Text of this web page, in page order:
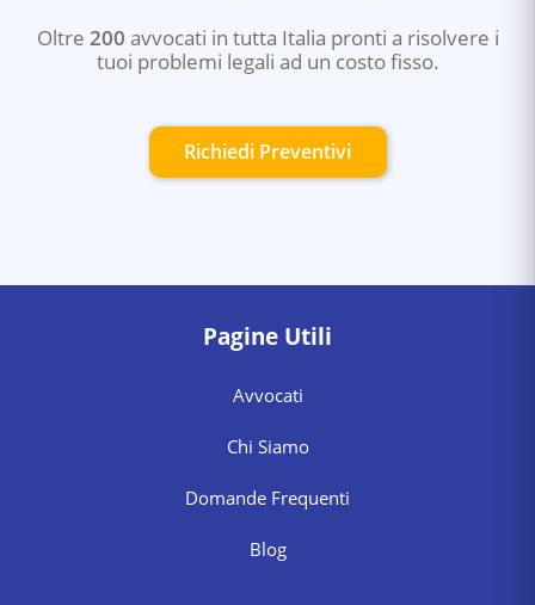
Oltre 200 avvocati in tutta Italia pronti a risolvere i
tuoi problemi legali ad un costo fisso.
Richiedi Preventivi
Pagine Utili
Avvocati
Chi Siamo
Domande Frequenti
Blog